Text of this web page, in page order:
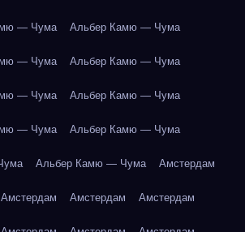
— Чума Альбер Камю — Чума
— Чума Альбер Камю — Чума
— Чума Альбер Камю — Чума
— Чума Альбер Камю — Чума
Альбер Камю — Чума Амстердам
Амстердам Амстердам Амстердам